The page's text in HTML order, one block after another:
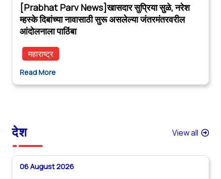
[Prabhat Parv News]खासदार सुप्रिया सुळे, नरेश
म्हस्के दिबांच्या नावासाठी सुरू असलेल्या जंतरमंतरवरील
आंदोलनाला पाठिंबा
महाराष्ट्र
Read More
देश View all
06 August 2026